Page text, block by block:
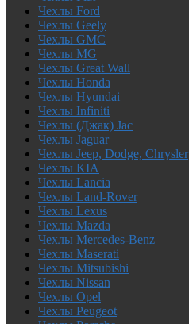
Чехлы Ford
Чехлы Geely
Чехлы GMC
Чехлы MG
Чехлы Great Wall
Чехлы Honda
Чехлы Hyundai
Чехлы Infiniti
Чехлы (Джак) Jac
Чехлы Jaguar
Чехлы Jeep, Dodge, Chrysler
Чехлы KIA
Чехлы Lancia
Чехлы Land-Rover
Чехлы Lexus
Чехлы Mazda
Чехлы Mercedes-Benz
Чехлы Maserati
Чехлы Mitsubishi
Чехлы Nissan
Чехлы Opel
Чехлы Peugeot